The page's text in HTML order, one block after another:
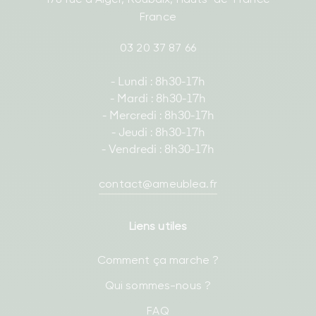
France
03 20 37 87 66
- Lundi : 8h30-17h
- Mardi : 8h30-17h
- Mercredi : 8h30-17h
- Jeudi : 8h30-17h
- Vendredi : 8h30-17h
contact@ameublea.fr
Liens utiles
Comment ça marche ?
Qui sommes-nous ?
FAQ